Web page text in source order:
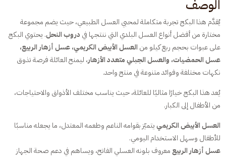
الوصف
يُقدَّم هذا البكج تجربة متكاملة لمحبي العسل الطبيعي، حيث يضم مجموعة
مختارة من أفضل أنواع العسل البلدي التي ننتجها في دروب النحل. يحتوي البكج
على عبوات بحجم ربع كيلو من العسل الأبيض الكريمي، عسل أزهار الربيع،
عسل الحمضيات، والعسل الجبلي متعدد الأزهار، ليمنح العائلة فرصة تذوق
نكهات مختلفة وفوائد متنوعة في منتج واحد.
يُعد هذا البكج خيارًا مثاليًا للعائلة، حيث يناسب مختلف الأذواق والاحتياجات،
من الأطفال إلى الكبار.
العسل الأبيض الكريمييتميّز بقوامه الناعم وطعمه المعتدل، ما يجعله مناسبًا
للأطفال وسهل الاستخدام اليومي.
عسل أزهار الربيعمعروف بلونه العسلي الفاتح، ويساهم في دعم صحة الجهاز